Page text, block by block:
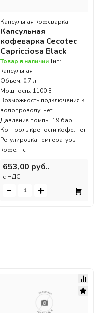
Капсульная кофеварка
Капсульная
кофеварка Cecotec
Capricciosa Black
Товар в наличииТип:
капсульная
Объем: 0.7 л
Мощность: 1100 Вт
Возможность подключения к
водопроводу: нет
Давление помпы: 19 бар
Контроль крепости кофе: нет
Регулировка температуры
кофе: нет
653,00 руб..
c НДС
- +